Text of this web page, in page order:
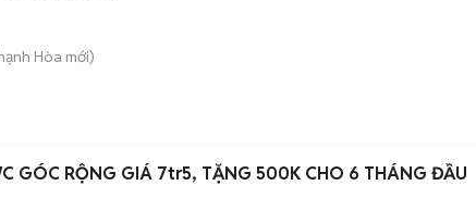
Hòa mới)
GÓC RỘNG GIÁ 7tr5, TẶNG 500K CHO 6 THÁNG ĐẦU